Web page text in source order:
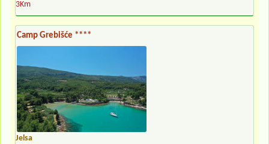
3Km
Camp Grebišće ****
Jelsa